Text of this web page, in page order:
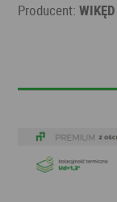
Producent:WIKĘD